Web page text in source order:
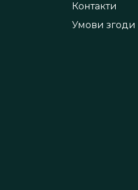
Контакти
Умови згоди